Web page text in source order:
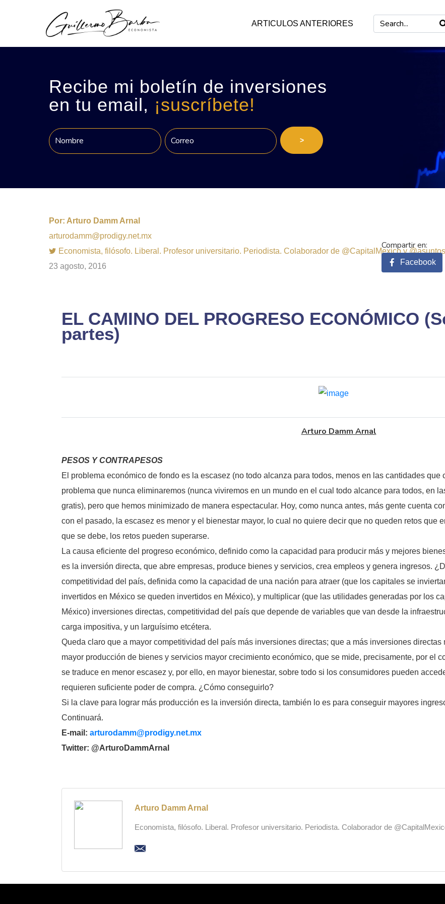
ARTICULOS ANTERIORES
Recibe mi boletín de inversiones
en tu email, ¡suscríbete!
>
Por: Arturo Damm Arnal
arturodamm@prodigy.net.mx
Economista, filósofo. Liberal. Profesor universitario. Periodista. Colaborador de @CapitalMexico y
23 agosto, 2016
EL CAMINO DEL PROGRESO ECONÓMICO
partes)
Arturo Damm Arnal
PESOS Y CONTRAPESOS
El problema económico de fondo es la escasez (no todo alcanza para todos, menos en las cantidades que
problema que nunca eliminaremos (nunca viviremos en un mundo en el cual todo alcance para todos, en
gratis), pero que hemos minimizado de manera espectacular. Hoy, como nunca antes, más gente cuenta
con el pasado, la escasez es menor y el bienestar mayor, lo cual no quiere decir que no queden retos que
que se debe, los retos pueden superarse.
La causa eficiente del progreso económico, definido como la capacidad para producir más y mejores
es la inversión directa, que abre empresas, produce bienes y servicios, crea empleos y genera ingresos.
competitividad del país, definida como la capacidad de una nación para atraer (que los capitales se
invertidos en México se queden invertidos en México), y multiplicar (que las utilidades generadas por los
México) inversiones directas, competitividad del país que depende de variables que van desde la
carga impositiva, y un larguísimo etcétera.
Queda claro que a mayor competitividad del país más inversiones directas; que a más inversiones
mayor producción de bienes y servicios mayor crecimiento económico, que se mide, precisamente, por el
se traduce en menor escasez y, por ello, en mayor bienestar, sobre todo si los consumidores pueden
requieren suficiente poder de compra. ¿Cómo conseguirlo?
Si la clave para lograr más producción es la inversión directa, también lo es para conseguir mayores
Continuará.
E-mail: arturodamm@prodigy.net.mx
Twitter: @ArturoDammArnal
Facebook
Arturo Damm Arnal
Economista, filósofo. Liberal. Profesor universitario. Periodista. Colaborador de